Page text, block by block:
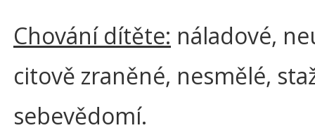
Chování dítěte: náladové,
citově zraněné, nesmělé,
sebevědomí.